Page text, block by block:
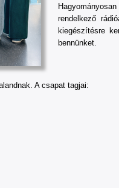
rendelkező
kiegészítésre
bennünket.
A csapat tagjai: